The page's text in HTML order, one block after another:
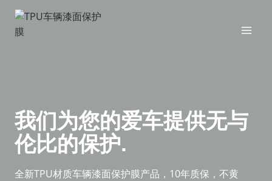
我们为您的爱车提供无与
伦比的保护.
全新TPU材质车辆漆面保护膜产品，10年质保，不黄